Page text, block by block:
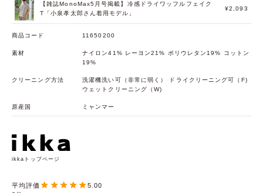
【雑誌MonoMax5月号掲載】冷感ドライワッフルフェイク
T「小泉孝太郎さん着用モデル」
¥2,093
商品コード 11650200
素材
ナイロン41% レーヨン21% ポリウレタン19% コットン
19%
クリーニング方法
洗濯機洗い可（非常に弱く） ドライクリーニング可（F)
ウェットクリーニング（W)
原産国 ミャンマー
ikkaトップページ
5.00